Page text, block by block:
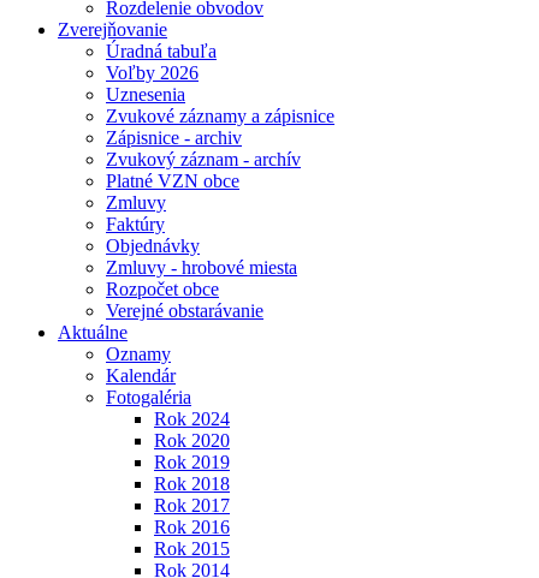
Rozdelenie obvodov
Zverejňovanie
Úradná tabuľa
Voľby 2026
Uznesenia
Zvukové záznamy a zápisnice
Zápisnice - archiv
Zvukový záznam - archív
Platné VZN obce
Zmluvy
Faktúry
Objednávky
Zmluvy - hrobové miesta
Rozpočet obce
Verejné obstarávanie
Aktuálne
Oznamy
Kalendár
Fotogaléria
Rok 2024
Rok 2020
Rok 2019
Rok 2018
Rok 2017
Rok 2016
Rok 2015
Rok 2014